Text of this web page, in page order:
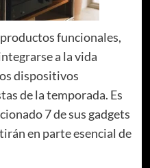
funcionales,
a la vida
dispositivos
de la temporada. Es
7 de sus gadgets
en parte esencial de